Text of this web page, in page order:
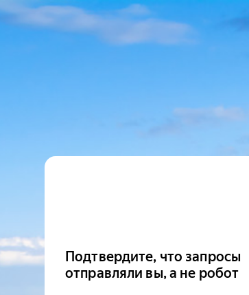
Подтвердите, что запросы
отправляли вы, а не робот